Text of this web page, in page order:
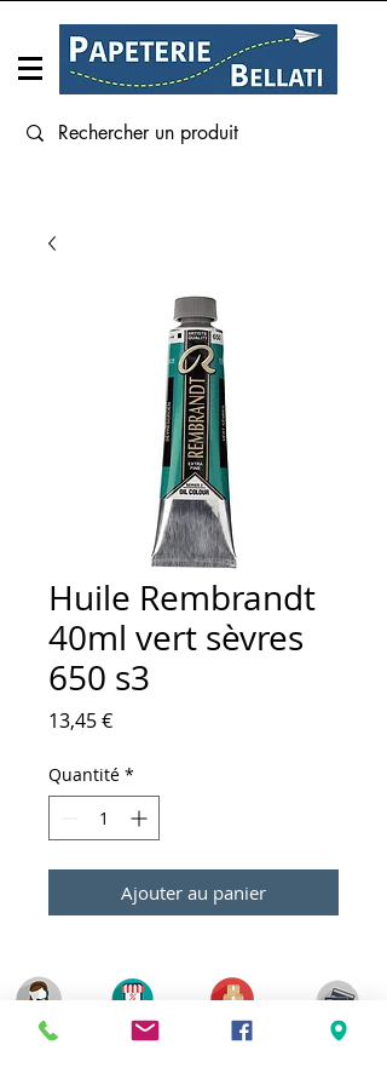
Huile Rembrandt
40ml vert sèvres
650 s3
13,45 €Prix
Quantité *
Ajouter au panier
Service client
Paiement sécurisé
Click & Collect 2H
Livraison gratuite